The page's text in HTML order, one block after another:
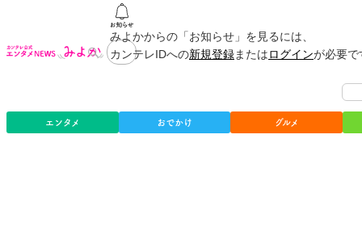
みよかからの「お知らせ」を見るには、
カンテレIDへの新規登録またはログインが必要
エンタメ おでかけ グルメ